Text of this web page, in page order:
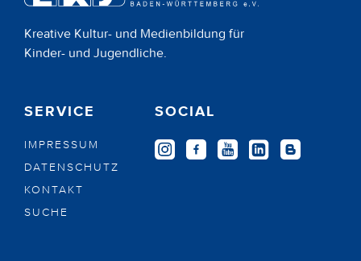
Kreative Kultur- und Medienbildung für
Kinder- und Jugendliche.
SERVICE
IMPRESSUM
DATENSCHUTZ
KONTAKT
SUCHE
SOCIAL